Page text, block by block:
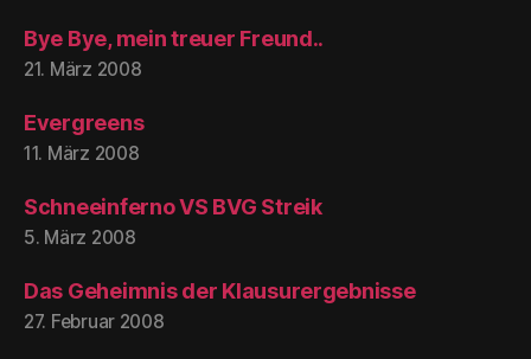
Bye Bye, mein treuer Freund..
21. März 2008
Evergreens
11. März 2008
Schneeinferno VS BVG Streik
5. März 2008
Das Geheimnis der Klausurergebnisse
27. Februar 2008